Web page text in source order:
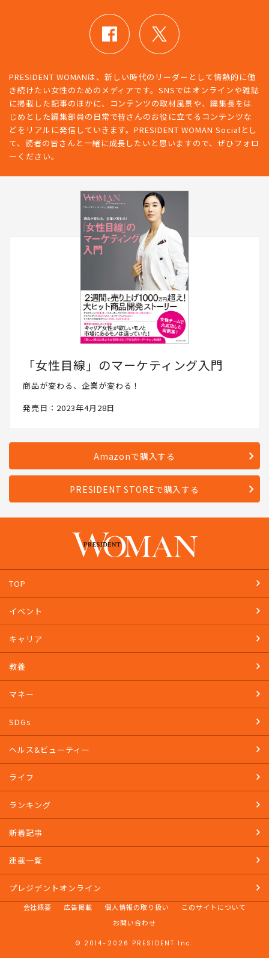
PRESIDENT WOMANは、新しい時代のリーダーとして情熱的に働
き続けたい女性のためのメディアです。SNSではオンラインや雑誌
に掲載した記事のほかに、コンテンツの取材風景や、編集長をは
じめとした編集部員の日常で皆さんのお役に立てるコンテンツな
どをリアルに発信していきます。PRESIDENT WOMAN Socialとし
て、読者の皆さんと一緒に成長したいと思いますので、ぜひフォロ
ーください。
「女性目線」のマーケティング入門
商品が変わる、企業が変わる！
発売日：2023年4月28日
Amazonで購入する
PRESIDENT STOREで購入する
TOP
イベント
キャリア
教養
マネー
SDGs
ヘルス&ビューティー
ライフ
ランキング
新着記事
連載一覧
プレジデントオンライン
会社概要 広告掲載 個人情報の取り扱い
このサイトについて
お問い合わせ
© 2014-2026 PRESIDENT Inc.